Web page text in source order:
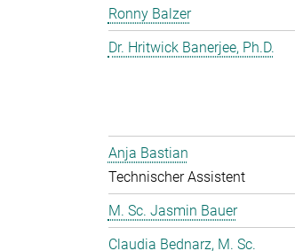
Ronny Balzer
Dr. Hritwick Banerjee, Ph.D.
Anja Bastian
Technischer Assistent
M. Sc. Jasmin Bauer
Claudia Bednarz, M. Sc.